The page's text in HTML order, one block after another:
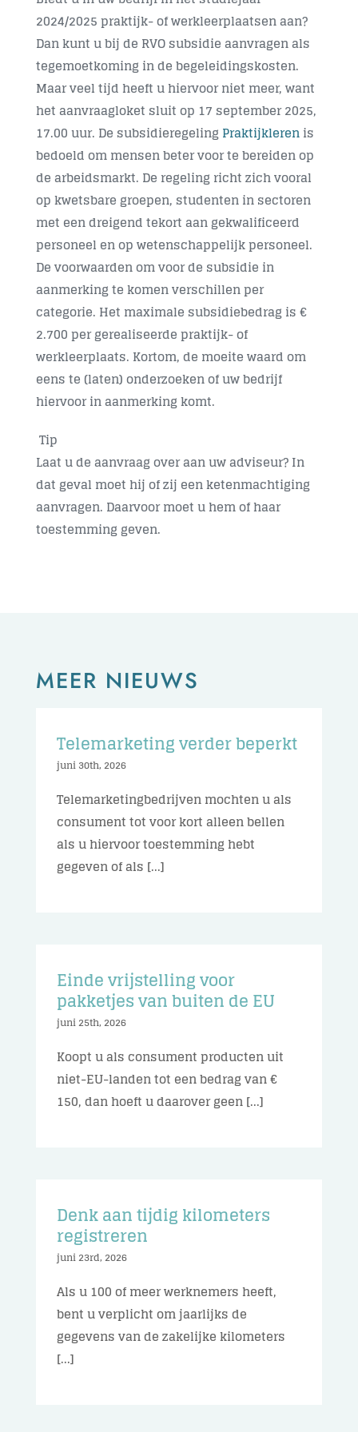
Contact
2024/2025 praktijk- of werkleerplaatsen aan?
Dan kunt u bij de RVO subsidie aanvragen als
tegemoetkoming in de begeleidingskosten.
Maar veel tijd heeft u hiervoor niet meer, want
het aanvraagloket sluit op 17 september 2025,
17.00 uur. De subsidieregelingPraktijklerenis
bedoeld om mensen beter voor te bereiden op
de arbeidsmarkt. De regeling richt zich vooral
op kwetsbare groepen, studenten in sectoren
met een dreigend tekort aan gekwalificeerd
personeel en op wetenschappelijk personeel.
De voorwaarden om voor de subsidie in
aanmerking te komen verschillen per
categorie. Het maximale subsidiebedrag is €
2.700 per gerealiseerde praktijk- of
werkleerplaats. Kortom, de moeite waard om
eens te (laten) onderzoeken of uw bedrijf
hiervoor in aanmerking komt.
Tip
Laat u de aanvraag over aan uw adviseur? In
dat geval moet hij of zij een ketenmachtiging
aanvragen. Daarvoor moet u hem of haar
toestemming geven.
MEER NIEUWS
Telemarketing verder beperkt
juni 30th, 2026
Telemarketingbedrijven mochten u als
consument tot voor kort alleen bellen
als u hiervoor toestemming hebt
gegeven of als [...]
Einde vrijstelling voor
pakketjes van buiten de EU
juni 25th, 2026
Koopt u als consument producten uit
niet-EU-landen tot een bedrag van €
150, dan hoeft u daarover geen [...]
Denk aan tijdig kilometers
registreren
juni 23rd, 2026
Als u 100 of meer werknemers heeft,
bent u verplicht om jaarlijks de
gegevens van de zakelijke kilometers
[...]